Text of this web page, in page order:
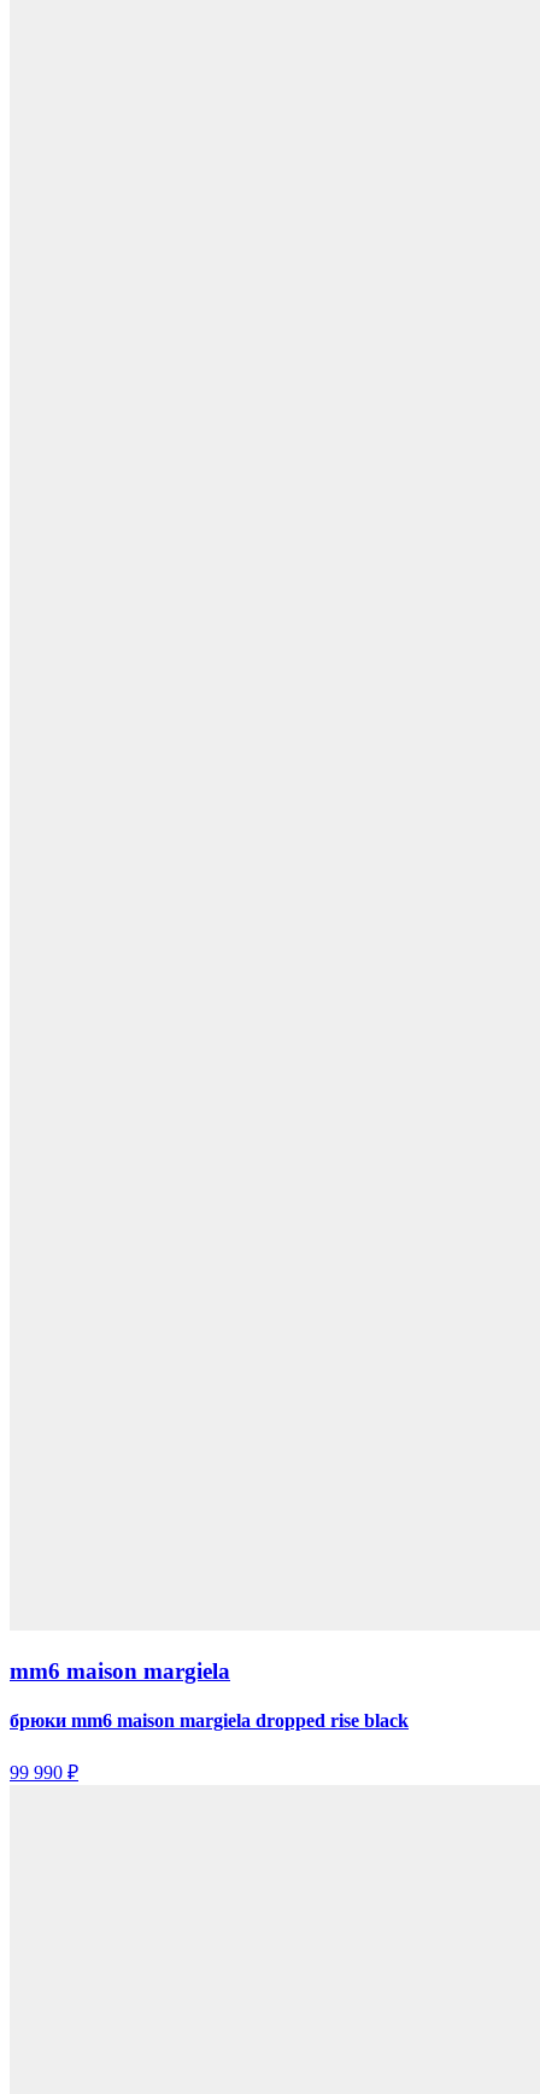
mm6 maison margiela
брюки mm6 maison margiela dropped rise black
99 990 ₽